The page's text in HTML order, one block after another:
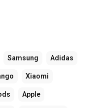
Samsung Adidas
Xiaomi
Apple